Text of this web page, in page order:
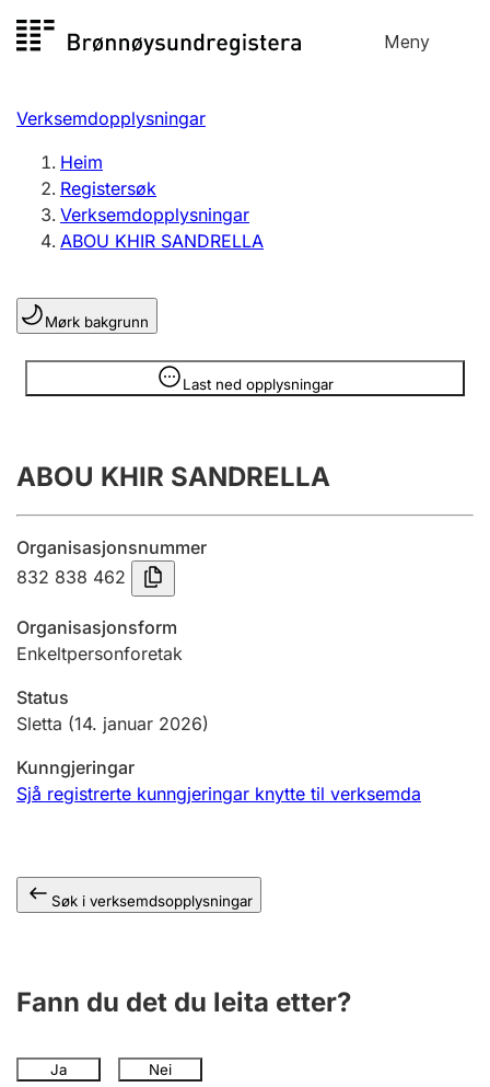
til
Meny
Registersøk
Aksjeselskap
Enkeltpersonføretak
Registrere, endre, slette
Lag og foreining
Registrere, endre, slette
Innsending og forseinkingsgebyr
Tinglysing
Jeger
Andre tema
Verksemdopplysningar
Heim
Registersøk
Verksemdopplysningar
ABOU KHIR SANDRELLA
Mørk bakgrunn
Last ned opplysningar
Opplysninger er skjult
ABOU KHIR SANDRELLA
Organisasjonsnummer
832 838 462
Organisasjonsform
Enkeltpersonforetak
Status
Sletta (14. januar 2026)
Kunngjeringar
Sjå registrerte kunngjeringar knytte til verksemda
Søk i verksemdsopplysningar
Fann du det du leita etter?
Ja Nei